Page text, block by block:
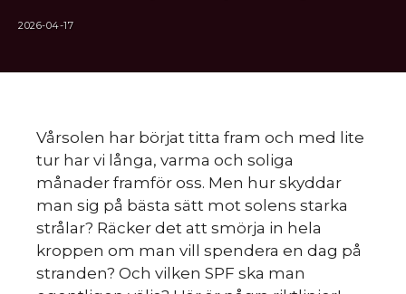
2026-04-17
Vårsolen har börjat titta fram och med lite
tur har vi långa, varma och soliga
månader framför oss. Men hur skyddar
man sig på bästa sätt mot solens starka
strålar? Räcker det att smörja in hela
kroppen om man vill spendera en dag på
stranden? Och vilken SPF ska man